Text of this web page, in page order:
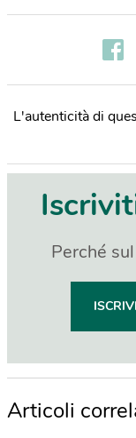
L'autenticità di
Perché
Articoli